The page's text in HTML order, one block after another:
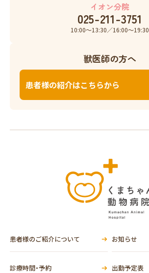
イオン分院
025-211-3751
10:00〜13:30／16:00〜19:30
獣医師の方へ
患者様の紹介はこちらから
患者様のご紹介について お知らせ
診療時間・予約 出勤予定表